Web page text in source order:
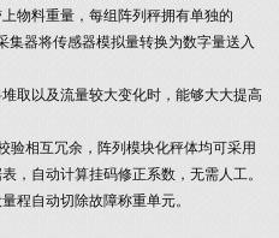
料重量，每组阵列秤拥有单独的
器将传感器模拟量转换为数字量送入
以及流量较大变化时，能够大大提高
相互冗余，阵列模块化秤体均可采用
，自动计算挂码修正系数，无需人工。
程自动切除故障称重单元。